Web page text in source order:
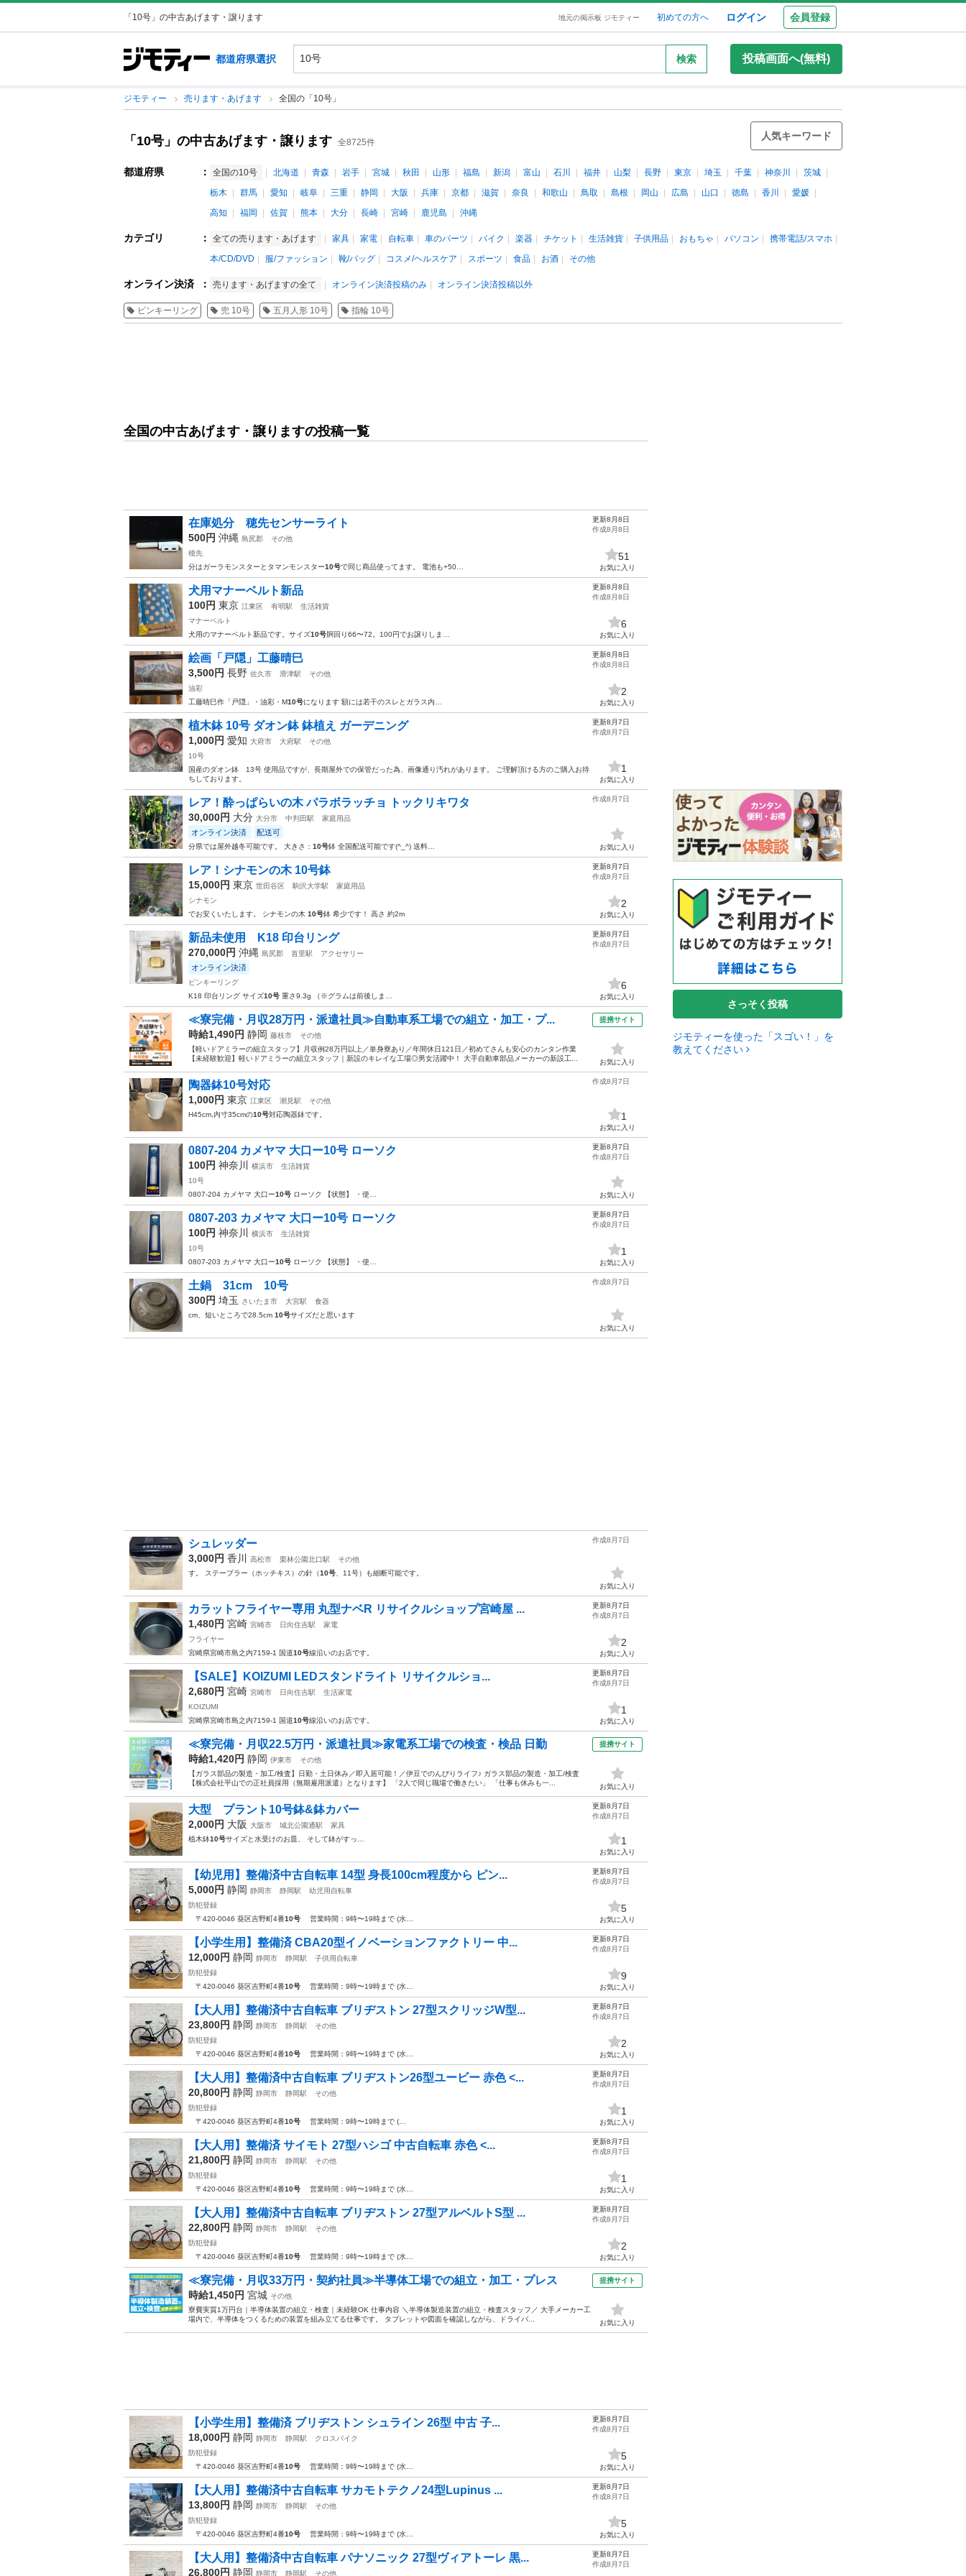
「10号」の中古あげます・譲ります 地元の掲示板 ジモティー 初めての方へ ログイン 会員登録
都道府県選択 検索 投稿画面へ(無料)
ジモティー 売ります・あげます 全国の「10号」
「10号」の中古あげます・譲ります 全8725件
人気キーワード
都道府県 ： 全国の10号 北海道 青森 岩手 宮城 秋田 山形 福島 新潟 富山 石川 福井 山梨 長野 東京 埼玉 千葉 神奈川
茨城
栃木
群馬 愛知 岐阜 三重 静岡 大阪 兵庫 京都 滋賀 奈良 和歌山 鳥取 島根 岡山 広島 山口 徳島 香川
愛媛
高知
福岡 佐賀 熊本 大分 長崎 宮崎 鹿児島 沖縄
カテゴリ ： 全ての売ります・あげます 家具 家電 自転車 車のパーツ バイク 楽器 チケット 生活雑貨 子供用品 おもちゃ パソコン
携帯電話/スマホ
本/CD/DVD
服/ファッション 靴/バッグ コスメ/ヘルスケア スポーツ 食品 お酒 その他
オンライン決済 ： 売ります・あげますの全て オンライン決済投稿のみ オンライン決済投稿以外
ピンキーリング 兜 10号 五月人形 10号 指輪 10号
全国の中古あげます・譲りますの投稿一覧
在庫処分 穂先センサーライト
500円 沖縄 島尻郡
その他
穂先
分はガーラモンスターとタマンモンスター10号で同じ商品使ってます。 電池も+50…
更新8月8日
作成8月8日
51
お気に入り
犬用マナーベルト新品
100円 東京 江東区 有明駅
生活雑貨
マナーベルト
犬用のマナーベルト新品です。サイズ10号胴回り66〜72。100円でお譲りしま…
更新8月8日
作成8月8日
6
お気に入り
絵画「戸隠」工藤晴巳
3,500円 長野 佐久市 滑津駅
その他
油彩
工藤晴巳作「戸隠」・油彩・M10号になります 額には若干のスレとガラス内…
更新8月8日
作成8月8日
2
お気に入り
植木鉢 10号 ダオン鉢 鉢植え ガーデニング
1,000円 愛知 大府市 大府駅
その他
10号
国産のダオン鉢 13号 使用品ですが、長期屋外での保管だった為、画像通り汚れがあります。 ご理解頂ける方のご購入お待
ちしております。
更新8月7日
作成8月7日
1
お気に入り
レア！酔っぱらいの木 パラボラッチョ トックリキワタ
30,000円 大分 大分市 中判田駅 家庭用品
オンライン決済 配送可
分県では屋外越冬可能です。 大きさ： 10号鉢 全国配送可能です(^_^) 送料…
作成8月7日
お気に入り
レア！シナモンの木 10号鉢
15,000円 東京 世田谷区 駒沢大学駅
家庭用品
シナモン
でお安くいたします。 シナモンの木 10号鉢 希少です！ 高さ 約2m
更新8月7日
作成8月7日
2
お気に入り
新品未使用 K18 印台リング
270,000円 沖縄 島尻郡 首里駅 アクセサリー
オンライン決済
ピンキーリング
K18 印台リング サイズ10号 重さ9.3g （※グラムは前後しま…
更新8月7日
作成8月7日
6
お気に入り
≪寮完備・月収28万円・派遣社員≫自動車系工場での組立・加工・プ...
時給1,490円 静岡 藤枝市
その他
【軽いドアミラーの組立スタッフ】月収例28万円以上／単身寮あり／年間休日121日／初めてさんも安心のカンタン作業
【未経験歓迎】軽いドアミラーの組立スタッフ｜新設のキレイな工場◎男女活躍中！ 大手自動車部品メーカーの新設工...
提携サイト
お気に入り
陶器鉢10号対応
1,000円 東京 江東区 潮見駅
その他
H45cm,内寸35cmの10号対応陶器鉢です。
作成8月7日
1
お気に入り
0807-204 カメヤマ 大口ー10号 ローソク
100円 神奈川 横浜市
生活雑貨
10号
0807-204 カメヤマ 大口ー10号 ローソク 【状態】 ・使…
更新8月7日
作成8月7日
お気に入り
0807-203 カメヤマ 大口ー10号 ローソク
100円 神奈川 横浜市
生活雑貨
10号
0807-203 カメヤマ 大口ー10号 ローソク 【状態】 ・使…
更新8月7日
作成8月7日
1
お気に入り
土鍋 31cm 10号
300円 埼玉 さいたま市 大宮駅
食器
cm、短いところで28.5cm 10号サイズだと思います
作成8月7日
お気に入り
シュレッダー
3,000円 香川 高松市 栗林公園北口駅
その他
す。 ステープラー（ホッチキス）の針（10号 、11号）も細断可能です。
作成8月7日
お気に入り
カラットフライヤー専用 丸型ナベR リサイクルショップ宮崎屋 ...
1,480円 宮崎 宮崎市 日向住吉駅
家電
フライヤー
宮崎県宮崎市島之内7159-1 国道10号線沿いのお店です。
更新8月7日
作成8月7日
2
お気に入り
【SALE】KOIZUMI LEDスタンドライト リサイクルショ...
2,680円 宮崎 宮崎市 日向住吉駅
生活家電
KOIZUMI
宮崎県宮崎市島之内7159-1 国道10号線沿いのお店です。
更新8月7日
作成8月7日
1
お気に入り
≪寮完備・月収22.5万円・派遣社員≫家電系工場での検査・検品 日勤
時給1,420円 静岡 伊東市
その他
【ガラス部品の製造・加工/検査】日勤・土日休み／即入居可能！／伊豆でのんびりライフ♪ ガラス部品の製造・加工/検査
【株式会社平山での正社員採用（無期雇用派遣）となります】 「2人で同じ職場で働きたい」 「仕事も休みも一...
提携サイト
お気に入り
大型 プラント10号鉢&鉢カバー
2,000円 大阪 大阪市 城北公園通駅
家具
植木鉢10号サイズと水受けのお皿、 そして鉢がすっ…
更新8月7日
作成8月7日
1
お気に入り
【幼児用】整備済中古自転車 14型 身長100cm程度から ピン...
5,000円 静岡 静岡市 静岡駅
幼児用自転車
防犯登録
〒420-0046 葵区吉野町4番10号 営業時間：9時〜19時まで (水…
更新8月7日
作成8月7日
5
お気に入り
【小学生用】整備済 CBA20型イノベーションファクトリー 中...
12,000円 静岡 静岡市 静岡駅
子供用自転車
防犯登録
〒420-0046 葵区吉野町4番10号 営業時間：9時〜19時まで (水…
更新8月7日
作成8月7日
9
お気に入り
【大人用】整備済中古自転車 ブリヂストン 27型スクリッジW型...
23,800円 静岡 静岡市 静岡駅
その他
防犯登録
〒420-0046 葵区吉野町4番10号 営業時間：9時〜19時まで (水…
更新8月7日
作成8月7日
2
お気に入り
【大人用】整備済中古自転車 ブリヂストン26型ユービー 赤色 <...
20,800円 静岡 静岡市 静岡駅
その他
防犯登録
〒420-0046 葵区吉野町4番10号 営業時間：9時〜19時まで (…
更新8月7日
作成8月7日
1
お気に入り
【大人用】整備済 サイモト 27型ハシゴ 中古自転車 赤色 <...
21,800円 静岡 静岡市 静岡駅
その他
防犯登録
〒420-0046 葵区吉野町4番10号 営業時間：9時〜19時まで (水…
更新8月7日
作成8月7日
1
お気に入り
【大人用】整備済中古自転車 ブリヂストン 27型アルベルトS型 ...
22,800円 静岡 静岡市 静岡駅
その他
防犯登録
〒420-0046 葵区吉野町4番10号 営業時間：9時〜19時まで (水…
更新8月7日
作成8月7日
2
お気に入り
≪寮完備・月収33万円・契約社員≫半導体工場での組立・加工・プレス
時給1,450円 宮城 その他
寮費実質1万円台｜半導体装置の組立・検査｜未経験OK 仕事内容 ＼半導体製造装置の組立・検査スタッフ／ 大手メーカー工
場内で、半導体をつくるための装置を組み立てる仕事です。 タブレットや図面を確認しながら、ドライバ...
提携サイト
お気に入り
【小学生用】整備済 ブリヂストン シュライン 26型 中古 子...
18,000円 静岡 静岡市 静岡駅
クロスバイク
防犯登録
〒420-0046 葵区吉野町4番10号 営業時間：9時〜19時まで (水…
更新8月7日
作成8月7日
5
お気に入り
【大人用】整備済中古自転車 サカモトテクノ24型Lupinus ...
13,800円 静岡 静岡市 静岡駅
その他
防犯登録
〒420-0046 葵区吉野町4番10号 営業時間：9時〜19時まで (水…
更新8月7日
作成8月7日
5
お気に入り
【大人用】整備済中古自転車 パナソニック 27型ヴィアトーレ 黒...
26,800円 静岡 静岡市 静岡駅 その他
更新8月7日
作成8月7日
さっそく投稿
ジモティーを使った「スゴい！」を
教えてください